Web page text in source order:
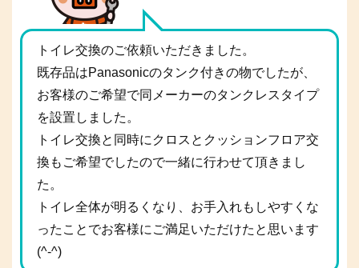
トイレ交換のご依頼いただきました。
既存品はPanasonicのタンク付きの物でしたが、
お客様のご希望で同メーカーのタンクレスタイプ
を設置しました。
トイレ交換と同時にクロスとクッションフロア交
換もご希望でしたので一緒に行わせて頂きまし
た。
トイレ全体が明るくなり、お手入れもしやすくな
ったことでお客様にご満足いただけたと思います
(^-^)